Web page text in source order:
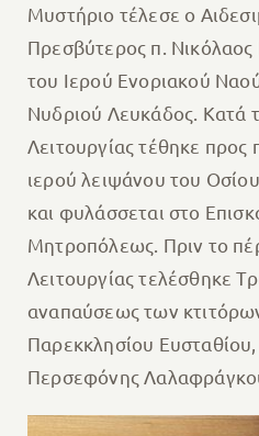
Μυστήριο τέλεσε ο
Πρεσβύτερος π.
του Ιερού Ενοριακού
Νυδριού Λευκάδος. Κατά
Λειτουργίας τέθηκε προς
ιερού λειψάνου του
και φυλάσσεται στο
Μητροπόλεως. Πριν το
Λειτουργίας τελέσθηκε
αναπαύσεως των
Παρεκκλησίου Ευσταθίου,
Περσεφόνης